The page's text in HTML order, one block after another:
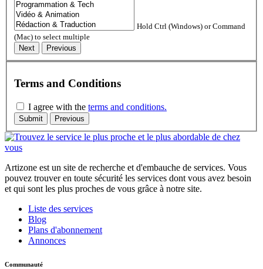
Hold Ctrl (Windows) or Command
(Mac) to select multiple
Terms and Conditions
I agree with the terms and conditions.
Artizone est un site de recherche et d'embauche de services. Vous
pouvez trouver en toute sécurité les services dont vous avez besoin
et qui sont les plus proches de vous grâce à notre site.
Liste des services
Blog
Plans d'abonnement
Annonces
Communauté